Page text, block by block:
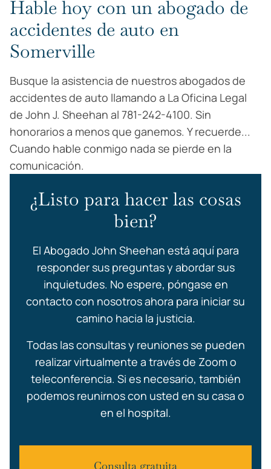
Hable hoy con un abogado de
accidentes de auto en
Somerville
Busque la asistencia de nuestros abogados de
accidentes de auto llamando a La Oficina Legal
de John J. Sheehan al 781-242-4100. Sin
honorarios a menos que ganemos. Y recuerde...
Cuando hable conmigo nada se pierde en la
comunicación.
¿Listo para hacer las cosas
bien?
El Abogado John Sheehan está aquí para
responder sus preguntas y abordar sus
inquietudes. No espere, póngase en
contacto con nosotros ahora para iniciar su
camino hacia la justicia.
Todas las consultas y reuniones se pueden
realizar virtualmente a través de Zoom o
teleconferencia. Si es necesario, también
podemos reunirnos con usted en su casa o
en el hospital.
Consulta gratuita